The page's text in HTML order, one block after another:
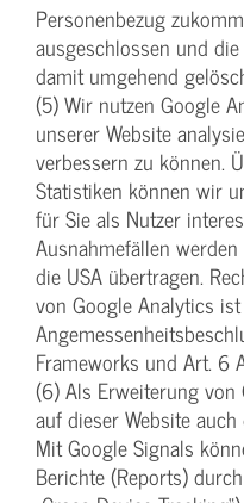
Personenbezug
ausgeschlossen und
damit umgehend
(5) Wir nutzen Google
unserer Website
verbessern zu können.
Statistiken können wir
für Sie als Nutzer
Ausnahmefällen
die USA übertragen.
von Google Analytics
Frameworks und Art. 6
(6) Als Erweiterung
auf dieser Website
Mit Google Signals
Berichte (Reports)